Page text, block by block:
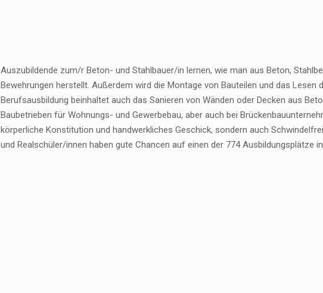
Auszubildende zum/r Beton- und Stahlbauer/in lernen, wie man aus Beton,
Bewehrungen herstellt. Außerdem wird die Montage von Bauteilen und das Lesen
Berufsausbildung beinhaltet auch das Sanieren von Wänden oder Decken aus
Baubetrieben für Wohnungs- und Gewerbebau, aber auch bei
körperliche Konstitution und handwerkliches Geschick, sondern auch
und Realschüler/innen haben gute Chancen auf einen der 774 Ausbildungsplätze